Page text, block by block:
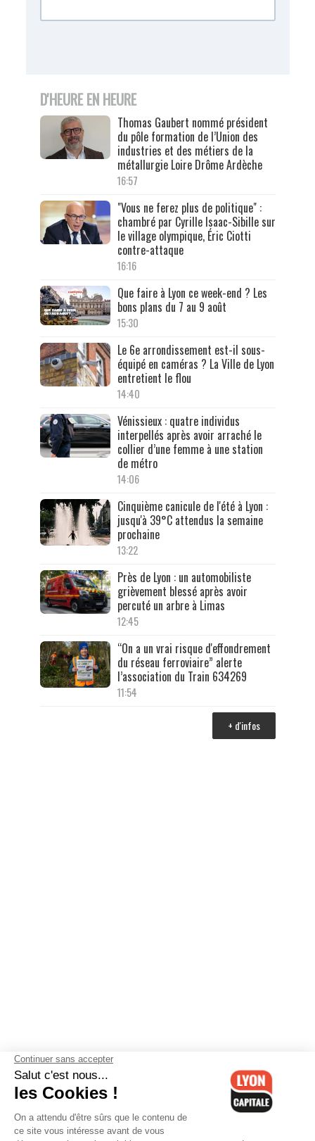
D'HEURE EN HEURE
Thomas Gaubert nommé président
du pôle formation de l’Union des
industries et des métiers de la
métallurgie Loire Drôme Ardèche
16:57
"Vous ne ferez plus de politique" :
chambré par Cyrille Isaac-Sibille sur
le village olympique, Éric Ciotti
contre-attaque
16:16
Que faire à Lyon ce week-end ? Les
bons plans du 7 au 9 août
15:30
Le 6e arrondissement est-il sous-
équipé en caméras ? La Ville de Lyon
entretient le flou
14:40
Vénissieux : quatre individus
interpellés après avoir arraché le
collier d’une femme à une station
de métro
14:06
Cinquième canicule de l'été à Lyon :
jusqu'à 39°C attendus la semaine
prochaine
13:22
Près de Lyon : un automobiliste
grièvement blessé après avoir
percuté un arbre à Limas
12:45
“On a un vrai risque d'effondrement
du réseau ferroviaire” alerte
l’association du Train 634269
11:54
+ d'infos